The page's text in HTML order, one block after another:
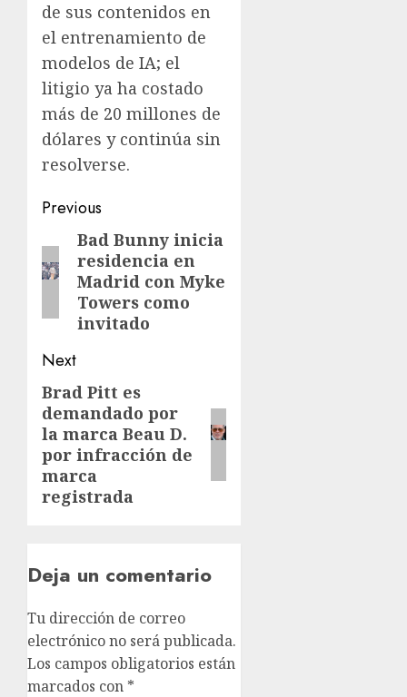
de sus contenidos en
el entrenamiento de
modelos de IA; el
litigio ya ha costado
más de 20 millones de
dólares y continúa sin
resolverse.
Previous
Bad Bunny inicia
residencia en
Madrid con Myke
Towers como
invitado
Next
Brad Pitt es
demandado por
la marca Beau D.
por infracción de
marca
registrada
Deja un comentario
Tu dirección de correo
electrónico no será publicada.
Los campos obligatorios están
marcados con *